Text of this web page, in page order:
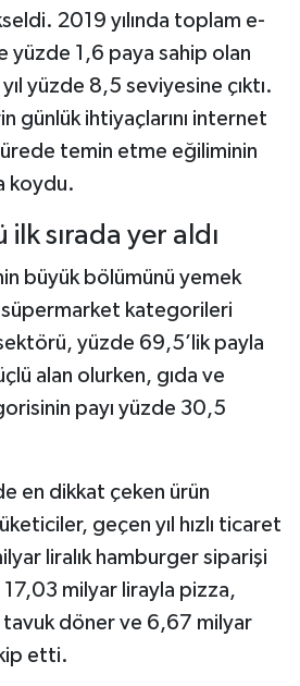
2019 yılında toplam e-
yüzde 1,6 paya sahip olan
yüzde 8,5 seviyesine çıktı.
günlük ihtiyaçlarını internet
temin etme eğiliminin
koydu.
sırada yer aldı
büyük bölümünü yemek
süpermarket kategorileri
yüzde 69,5’lik payla
alan olurken, gıda ve
payı yüzde 30,5
en dikkat çeken ürün
geçen yıl hızlı ticaret
liralık hamburger siparişi
milyar lirayla pizza,
döner ve 6,67 milyar
etti.